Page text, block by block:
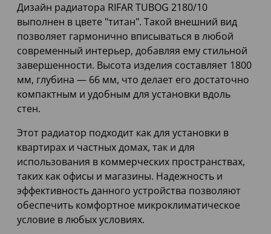
Дизайн радиатора RIFAR TUBOG 2180/10
выполнен в цвете "титан". Такой внешний вид
позволяет гармонично вписываться в любой
современный интерьер, добавляя ему стильной
завершенности. Высота изделия составляет 1800
мм, глубина — 66 мм, что делает его достаточно
компактным и удобным для установки вдоль
стен.
Этот радиатор подходит как для установки в
квартирах и частных домах, так и для
использования в коммерческих пространствах,
таких как офисы и магазины. Надежность и
эффективность данного устройства позволяют
обеспечить комфортное микроклиматическое
условие в любых условиях.